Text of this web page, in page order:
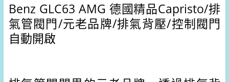
Benz GLC63 AMG 德國精品Capristo/排
氣管閥門/元老品牌/排氣背壓/控制閥門
自動開啟